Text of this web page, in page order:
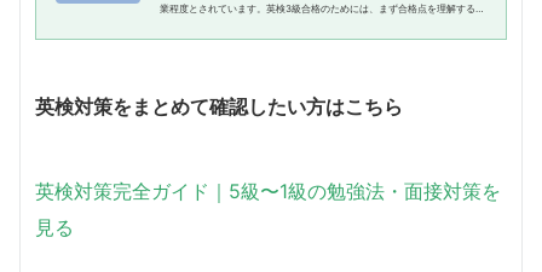
業程度とされています。英検3級合格のためには、まず合格点を理解するこ
英検対策をまとめて確認したい方はこちら
英検対策完全ガイド｜5級〜1級の勉強法・面接対策を
見る